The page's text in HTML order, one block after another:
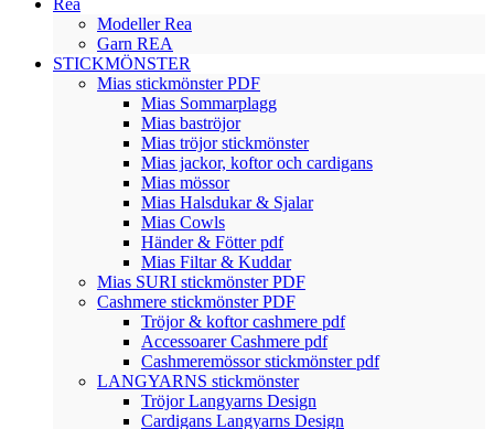
Rea
Modeller Rea
Garn REA
STICKMÖNSTER
Mias stickmönster PDF
Mias Sommarplagg
Mias baströjor
Mias tröjor stickmönster
Mias jackor, koftor och cardigans
Mias mössor
Mias Halsdukar & Sjalar
Mias Cowls
Händer & Fötter pdf
Mias Filtar & Kuddar
Mias SURI stickmönster PDF
Cashmere stickmönster PDF
Tröjor & koftor cashmere pdf
Accessoarer Cashmere pdf
Cashmeremössor stickmönster pdf
LANGYARNS stickmönster
Tröjor Langyarns Design
Cardigans Langyarns Design